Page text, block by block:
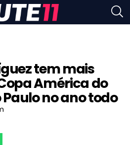
tem mais
América do
Paulo no ano todo